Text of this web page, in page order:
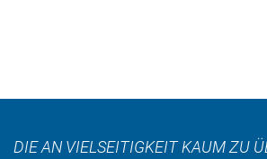
DIE AN VIELSEITIGKEIT KAUM ZU